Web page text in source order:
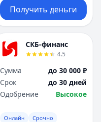
Получить деньги
СКБ-финанс
4.5
Сумма
до 30 000 ₽
Срок
до 30 дней
Одобрение
Высокое
Онлайн Срочно